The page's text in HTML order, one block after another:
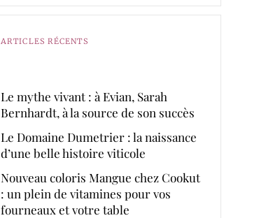
ARTICLES RÉCENTS
Le mythe vivant : à Evian, Sarah
Bernhardt, à la source de son succès
Le Domaine Dumetrier : la naissance
d’une belle histoire viticole
Nouveau coloris Mangue chez Cookut
: un plein de vitamines pour vos
fourneaux et votre table